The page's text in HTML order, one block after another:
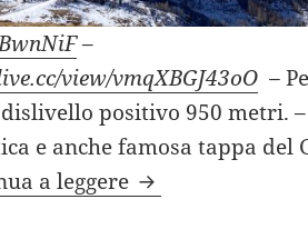
–
view/vmqXBGJ43oO –
positivo 950 metri. –
e anche famosa tappa del
a leggere PLAN DI